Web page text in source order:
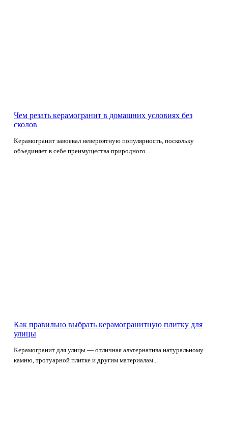
Чем резать керамогранит в домашних условиях без
сколов
Керамогранит завоевал невероятную популярность, поскольку
объединяет в себе преимущества природного...
Как правильно выбрать керамогранитную плитку для
улицы
Керамогранит для улицы — отличная альтернатива натуральному
камню, тротуарной плитке и другим материалам...